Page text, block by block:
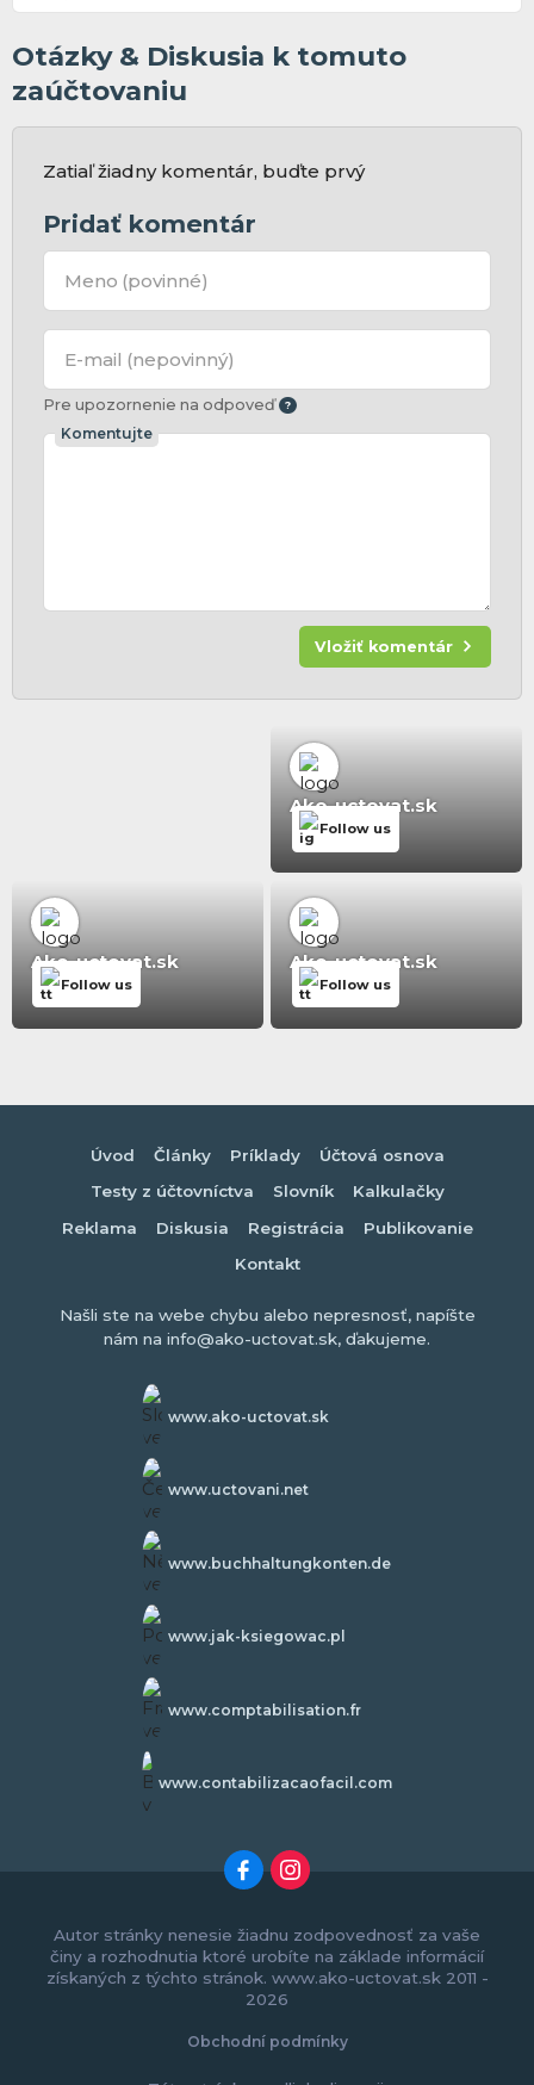
Otázky & Diskusia k tomuto
zaúčtovaniu
Zatiaľ žiadny komentár, buďte prvý
Pridať komentár
Meno (povinné)
E-mail (nepovinný)
Pre upozornenie na odpoveď
Komentujte
Vložiť komentár
Ako-uctovat.sk
Follow us
Ako-uctovat.sk
Follow us
Ako-uctovat.sk
Follow us
Úvod Články Príklady
Účtová osnova
Testy z účtovníctva
Slovník
Kalkulačky
Reklama
Diskusia Registrácia
Publikovanie
Kontakt
Našli ste na webe chybu alebo nepresnosť, napíšte
nám na info@ako-uctovat.sk, ďakujeme.
www.ako-uctovat.sk
www.uctovani.net
www.buchhaltungkonten.de
www.jak-ksiegowac.pl
www.comptabilisation.fr
www.contabilizacaofacil.com
Autor stránky nenesie žiadnu zodpovednosť za vaše
činy a rozhodnutia ktoré urobíte na základe informácií
získaných z týchto stránok. www.ako-uctovat.sk 2011 -
2026
Obchodní podmínky